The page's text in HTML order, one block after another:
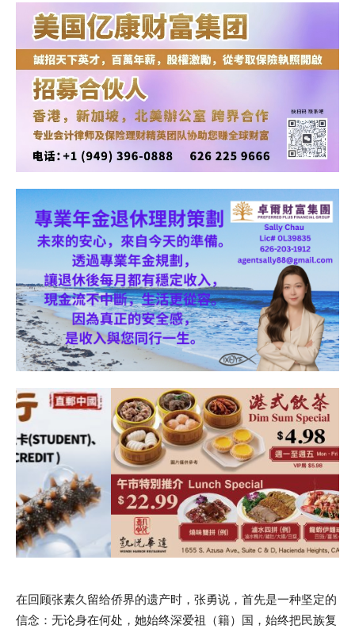
在回顾张素久留给侨界的遗产时，张勇说，首先是一种坚定的
信念：无论身在何处，她始终深爱祖（籍）国，始终把民族复